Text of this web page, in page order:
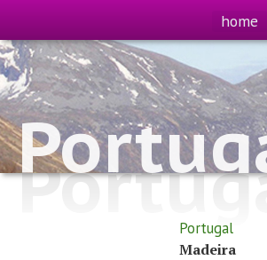
home
Portugal
Madeira